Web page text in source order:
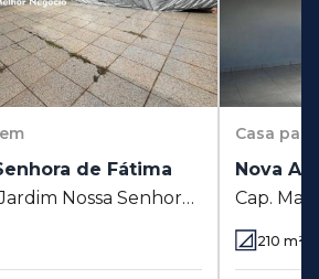
de Fátima
Nossa Senhora
- SP
Casa
Nova
Cap.
Nova
210 m²